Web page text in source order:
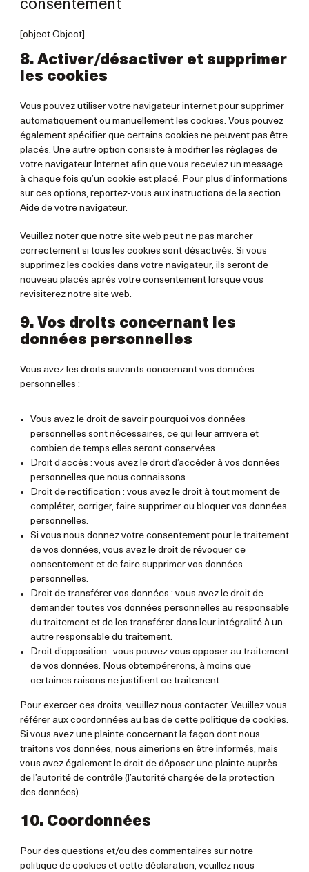
consentement
[object Object]
8. Activer/désactiver et supprimer
les cookies
Vous pouvez utiliser votre navigateur internet pour supprimer
automatiquement ou manuellement les cookies. Vous pouvez
également spécifier que certains cookies ne peuvent pas être
placés. Une autre option consiste à modifier les réglages de
votre navigateur Internet afin que vous receviez un message
à chaque fois qu’un cookie est placé. Pour plus d’informations
sur ces options, reportez-vous aux instructions de la section
Aide de votre navigateur.
Veuillez noter que notre site web peut ne pas marcher
correctement si tous les cookies sont désactivés. Si vous
supprimez les cookies dans votre navigateur, ils seront de
nouveau placés après votre consentement lorsque vous
revisiterez notre site web.
9. Vos droits concernant les
données personnelles
Vous avez les droits suivants concernant vos données
personnelles :
Vous avez le droit de savoir pourquoi vos données
personnelles sont nécessaires, ce qui leur arrivera et
combien de temps elles seront conservées.
Droit d’accès : vous avez le droit d’accéder à vos données
personnelles que nous connaissons.
Droit de rectification : vous avez le droit à tout moment de
compléter, corriger, faire supprimer ou bloquer vos données
personnelles.
Si vous nous donnez votre consentement pour le traitement
de vos données, vous avez le droit de révoquer ce
consentement et de faire supprimer vos données
personnelles.
Droit de transférer vos données : vous avez le droit de
demander toutes vos données personnelles au responsable
du traitement et de les transférer dans leur intégralité à un
autre responsable du traitement.
Droit d’opposition : vous pouvez vous opposer au traitement
de vos données. Nous obtempérerons, à moins que
certaines raisons ne justifient ce traitement.
Pour exercer ces droits, veuillez nous contacter. Veuillez vous
référer aux coordonnées au bas de cette politique de cookies.
Si vous avez une plainte concernant la façon dont nous
traitons vos données, nous aimerions en être informés, mais
vous avez également le droit de déposer une plainte auprès
de l’autorité de contrôle (l’autorité chargée de la protection
des données).
10. Coordonnées
Pour des questions et/ou des commentaires sur notre
politique de cookies et cette déclaration, veuillez nous